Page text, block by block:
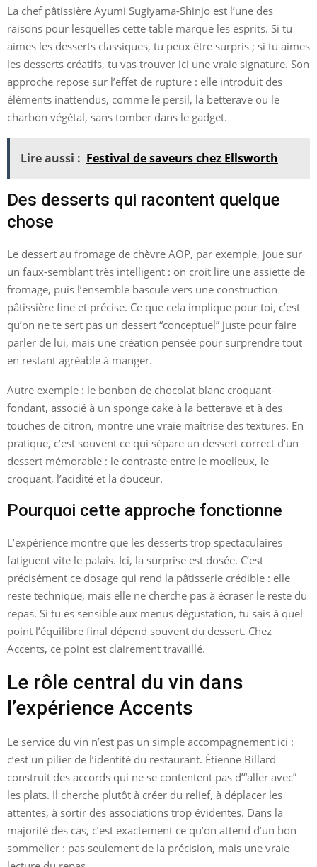
La chef pâtissière Ayumi Sugiyama-Shinjo est l’une des
raisons pour lesquelles cette table marque les esprits. Si tu
aimes les desserts classiques, tu peux être surpris ; si tu aimes
les desserts créatifs, tu vas trouver ici une vraie signature. Son
approche repose sur l’effet de rupture : elle introduit des
éléments inattendus, comme le persil, la betterave ou le
charbon végétal, sans tomber dans le gadget.
Lire aussi : Festival de saveurs chez Ellsworth
Des desserts qui racontent quelque
chose
Le dessert au fromage de chèvre AOP, par exemple, joue sur
un faux-semblant très intelligent : on croit lire une assiette de
fromage, puis l’ensemble bascule vers une construction
pâtissière fine et précise. Ce que cela implique pour toi, c’est
qu’on ne te sert pas un dessert “conceptuel” juste pour faire
parler de lui, mais une création pensée pour surprendre tout
en restant agréable à manger.
Autre exemple : le bonbon de chocolat blanc croquant-
fondant, associé à un sponge cake à la betterave et à des
touches de citron, montre une vraie maîtrise des textures. En
pratique, c’est souvent ce qui sépare un dessert correct d’un
dessert mémorable : le contraste entre le moelleux, le
croquant, l’acidité et la douceur.
Pourquoi cette approche fonctionne
L’expérience montre que les desserts trop spectaculaires
fatiguent vite le palais. Ici, la surprise est dosée. C’est
précisément ce dosage qui rend la pâtisserie crédible : elle
reste technique, mais elle ne cherche pas à écraser le reste du
repas. Si tu es sensible aux menus dégustation, tu sais à quel
point l’équilibre final dépend souvent du dessert. Chez
Accents, ce point est clairement travaillé.
Le rôle central du vin dans
l’expérience Accents
Le service du vin n’est pas un simple accompagnement ici :
c’est un pilier de l’identité du restaurant. Étienne Billard
construit des accords qui ne se contentent pas d’“aller avec”
les plats. Il cherche plutôt à créer du relief, à déplacer les
attentes, à sortir des associations trop évidentes. Dans la
majorité des cas, c’est exactement ce qu’on attend d’un bon
sommelier : pas seulement de la précision, mais une vraie